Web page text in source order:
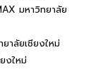
มหาวิทยาลัย
าลัยเชียงใหม่
งใหม่